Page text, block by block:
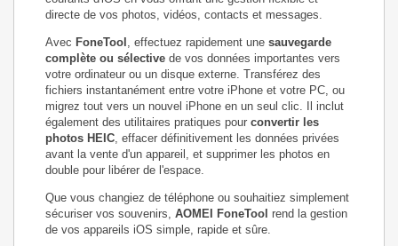
directe de vos photos, vidéos, contacts et messages.
Avec FoneTool , effectuez rapidement une sauvegarde
complète ou sélective de vos données importantes vers
votre ordinateur ou un disque externe. Transférez des
fichiers instantanément entre votre iPhone et votre PC, ou
migrez tout vers un nouvel iPhone en un seul clic. Il inclut
également des utilitaires pratiques pour convertir les
photos HEIC, effacer définitivement les données privées
avant la vente d'un appareil, et supprimer les photos en
double pour libérer de l'espace.
Que vous changiez de téléphone ou souhaitiez simplement
sécuriser vos souvenirs, AOMEI FoneTool rend la gestion
de vos appareils iOS simple, rapide et sûre.